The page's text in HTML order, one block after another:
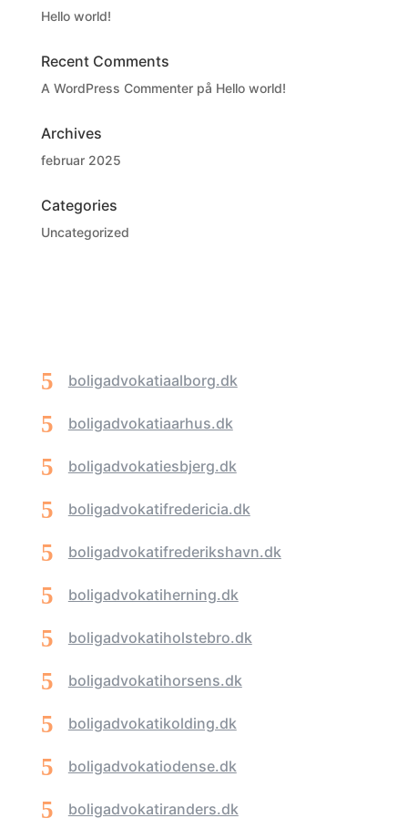
Hello world!
Recent Comments
A WordPress Commenterpå Hello world!
Archives
februar 2025
Categories
Uncategorized
boligadvokatiaalborg.dk
boligadvokatiaarhus.dk
boligadvokatiesbjerg.dk
boligadvokatifredericia.dk
boligadvokatifrederikshavn.dk
boligadvokatiherning.dk
boligadvokatiholstebro.dk
boligadvokatihorsens.dk
boligadvokatikolding.dk
boligadvokatiodense.dk
boligadvokatiranders.dk